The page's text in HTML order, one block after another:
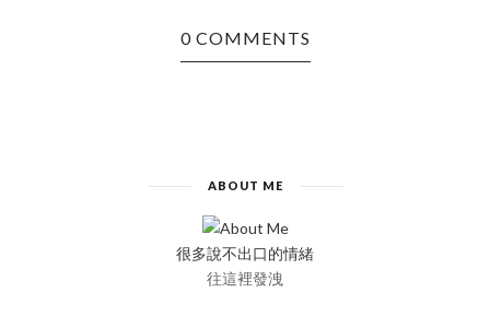
0 COMMENTS
ABOUT ME
很多說不出口的情緒
往這裡發洩